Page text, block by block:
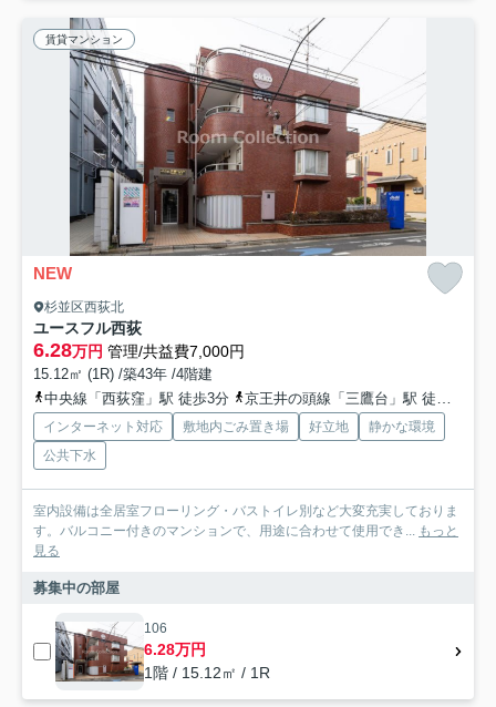
賃貸マンション
NEW
杉並区西荻北
ユースフル西荻
6.28万円 管理/共益費7,000円
15.12㎡ (1R) /築43年 /4階建
中央線「西荻窪」駅 徒歩3分
京王井の頭線「三鷹台」駅 徒歩26分
インターネット対応 敷地内ごみ置き場 好立地
静かな環境
公共下水
室内設備は全居室フローリング・バストイレ別など大変充実しておりま
す。バルコニー付きのマンションで、用途に合わせて使用でき... もっと
見る
募集中の部屋
106
6.28万円
1階 / 15.12㎡ / 1R